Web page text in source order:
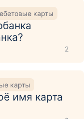
карты
2
карты
имя карта